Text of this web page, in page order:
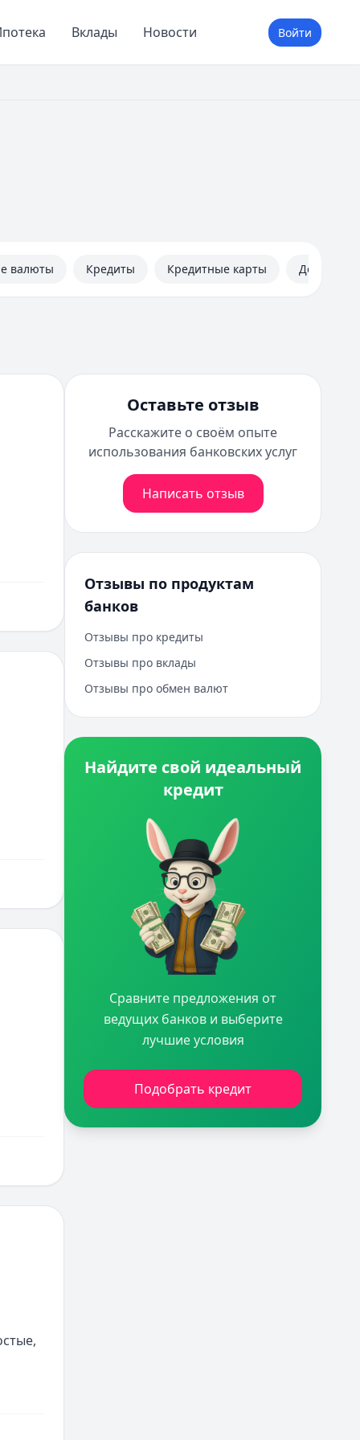
Вклады Новости Войти
валюты Кредиты Кредитные карты
Оставьте отзыв
Расскажите о своём опыте
использования банковских услуг
Написать отзыв
Отзывы по продуктам
банков
Отзывы про кредиты
Отзывы про вклады
Отзывы про обмен валют
Найдите свой идеальный
кредит
Сравните предложения от
ведущих банков и выберите
лучшие условия
Подобрать кредит